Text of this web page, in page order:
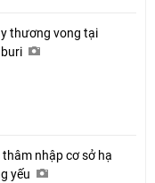
thương vong tại
nhập cơ sở hạ
yếu